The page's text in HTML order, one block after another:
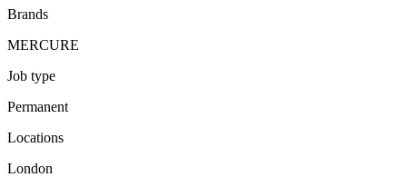
Brands
MERCURE
Job type
Permanent
Locations
London